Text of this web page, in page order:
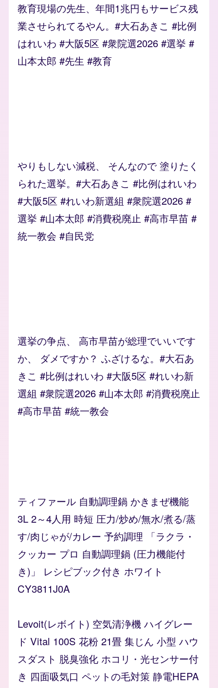
教育現場の先生、年間1兆円もサービス残
業させられてるやん。#大石あきこ #比例
はれいわ #大阪5区 #衆院選2026 #選挙 #
山本太郎 #先生 #教育
やりもしない減税、 そんなので 塗りたく
られた選挙。#大石あきこ #比例はれいわ
#大阪5区 #れいわ新選組 #衆院選2026 #
選挙 #山本太郎 #消費税廃止 #高市早苗 #
統一教会 #自民党
選挙の争点、 高市早苗が総理でいいです
か、 ダメですか？ ふざけるな。#大石あ
きこ #比例はれいわ #大阪5区 #れいわ新
選組 #衆院選2026 #山本太郎 #消費税廃止
#高市早苗 #統一教会
ティファール 自動調理鍋 かきまぜ機能
3L 2～4人用 時短 圧力/炒め/無水/煮る/蒸
す/肉じゃが/カレー 予約調理 「ラクラ・
クッカー プロ 自動調理鍋 (圧力機能付
き)」 レシピブック付き ホワイト
CY3811J0A
Levoit(レボイト) 空気清浄機 ハイグレー
ド Vital 100S 花粉 21畳 集じん 小型 ハウ
スダスト 脱臭強化 ホコリ・光センサー付
き 四面吸気口 ペットの毛対策 静電HEPA